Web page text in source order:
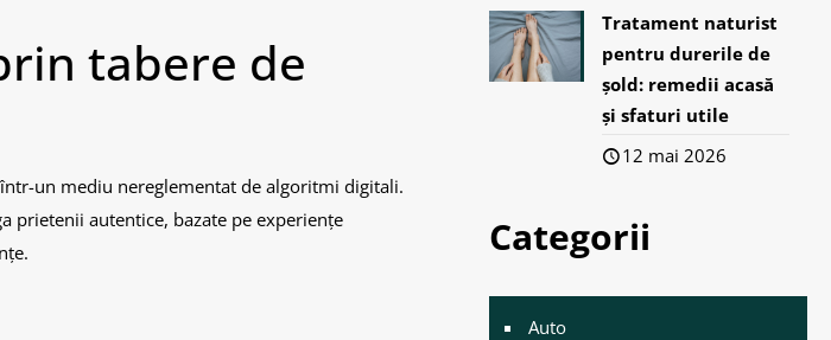
tabere de
un mediu nereglementat de algoritmi digitali.
prietenii autentice, bazate pe experiențe
Tratament naturist
pentru durerile de
șold: remedii acasă
și sfaturi utile
12 mai 2026
Categorii
Auto